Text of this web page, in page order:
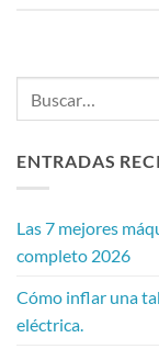
ENTRADAS
Las 7 mejores
completo 2026
Cómo inflar una
eléctrica.